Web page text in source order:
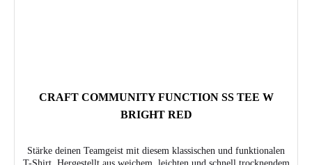
CRAFT COMMUNITY FUNCTION SS TEE W
BRIGHT RED
Stärke deinen Teamgeist mit diesem klassischen und funktionalen